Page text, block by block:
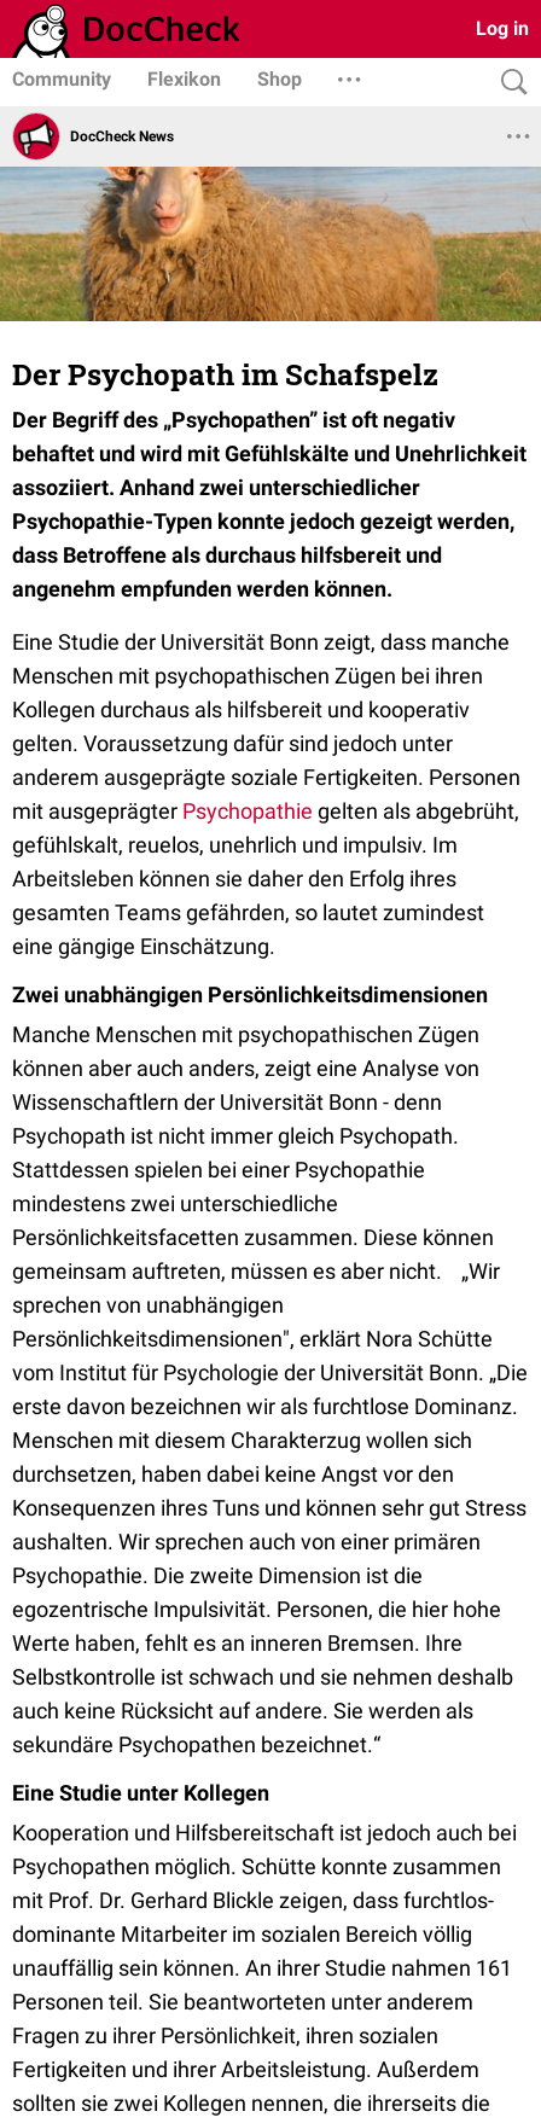
Log in
Community Flexikon Shop
DocCheck News
Der Psychopath im Schafspelz
Der Begriff des „Psychopathen” ist oft negativ
behaftet und wird mit Gefühlskälte und Unehrlichkeit
assoziiert. Anhand zwei unterschiedlicher
Psychopathie-Typen konnte jedoch gezeigt werden,
dass Betroffene als durchaus hilfsbereit und
angenehm empfunden werden können.
Eine Studie der Universität Bonn zeigt, dass manche
Menschen mit psychopathischen Zügen bei ihren
Kollegen durchaus als hilfsbereit und kooperativ
gelten. Voraussetzung dafür sind jedoch unter
anderem ausgeprägte soziale Fertigkeiten. Personen
mit ausgeprägter Psychopathie gelten als abgebrüht,
gefühlskalt, reuelos, unehrlich und impulsiv. Im
Arbeitsleben können sie daher den Erfolg ihres
gesamten Teams gefährden, so lautet zumindest
eine gängige Einschätzung.
Zwei unabhängigen Persönlichkeitsdimensionen
Manche Menschen mit psychopathischen Zügen
können aber auch anders, zeigt eine Analyse von
Wissenschaftlern der Universität Bonn - denn
Psychopath ist nicht immer gleich Psychopath.
Stattdessen spielen bei einer Psychopathie
mindestens zwei unterschiedliche
Persönlichkeitsfacetten zusammen. Diese können
gemeinsam auftreten, müssen es aber nicht.  „Wir
sprechen von unabhängigen
Persönlichkeitsdimensionen", erklärt Nora Schütte
vom Institut für Psychologie der Universität Bonn. „Die
erste davon bezeichnen wir als furchtlose Dominanz.
Menschen mit diesem Charakterzug wollen sich
durchsetzen, haben dabei keine Angst vor den
Konsequenzen ihres Tuns und können sehr gut Stress
aushalten. Wir sprechen auch von einer primären
Psychopathie. Die zweite Dimension ist die
egozentrische Impulsivität. Personen, die hier hohe
Werte haben, fehlt es an inneren Bremsen. Ihre
Selbstkontrolle ist schwach und sie nehmen deshalb
auch keine Rücksicht auf andere. Sie werden als
sekundäre Psychopathen bezeichnet.“
Eine Studie unter Kollegen
Kooperation und Hilfsbereitschaft ist jedoch auch bei
Psychopathen möglich. Schütte konnte zusammen
mit Prof. Dr. Gerhard Blickle zeigen, dass furchtlos-
dominante Mitarbeiter im sozialen Bereich völlig
unauffällig sein können. An ihrer Studie nahmen 161
Personen teil. Sie beantworteten unter anderem
Fragen zu ihrer Persönlichkeit, ihren sozialen
Fertigkeiten und ihrer Arbeitsleistung. Außerdem
sollten sie zwei Kollegen nennen, die ihrerseits die